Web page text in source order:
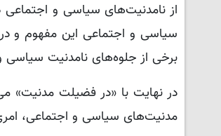
از نامدنیت‌های سیاسی و
سیاسی و اجتماعی این مفهوم و
برخی از جلوه‌های نامدنیت
در نهایت با «در فضیلت مدنیت»
مدنیت‌های سیاسی و اجتماعی،